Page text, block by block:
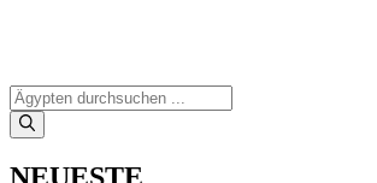
Suchen
nach: